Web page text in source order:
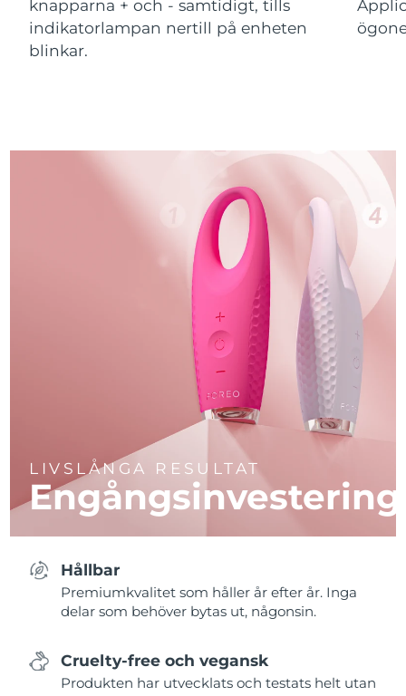
knapparna + och - samtidigt, tills
indikatorlampan nertill på enheten
blinkar.
LIVSLÅNGA RESULTAT
Engångsinvestering
Hållbar
Premiumkvalitet som håller år efter år. Inga
delar som behöver bytas ut, någonsin.
Cruelty-free och vegansk
Produkten har utvecklats och testats helt utan